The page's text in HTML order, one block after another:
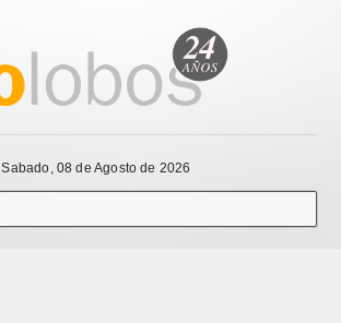
Sabado, 08 de Agosto de 2026